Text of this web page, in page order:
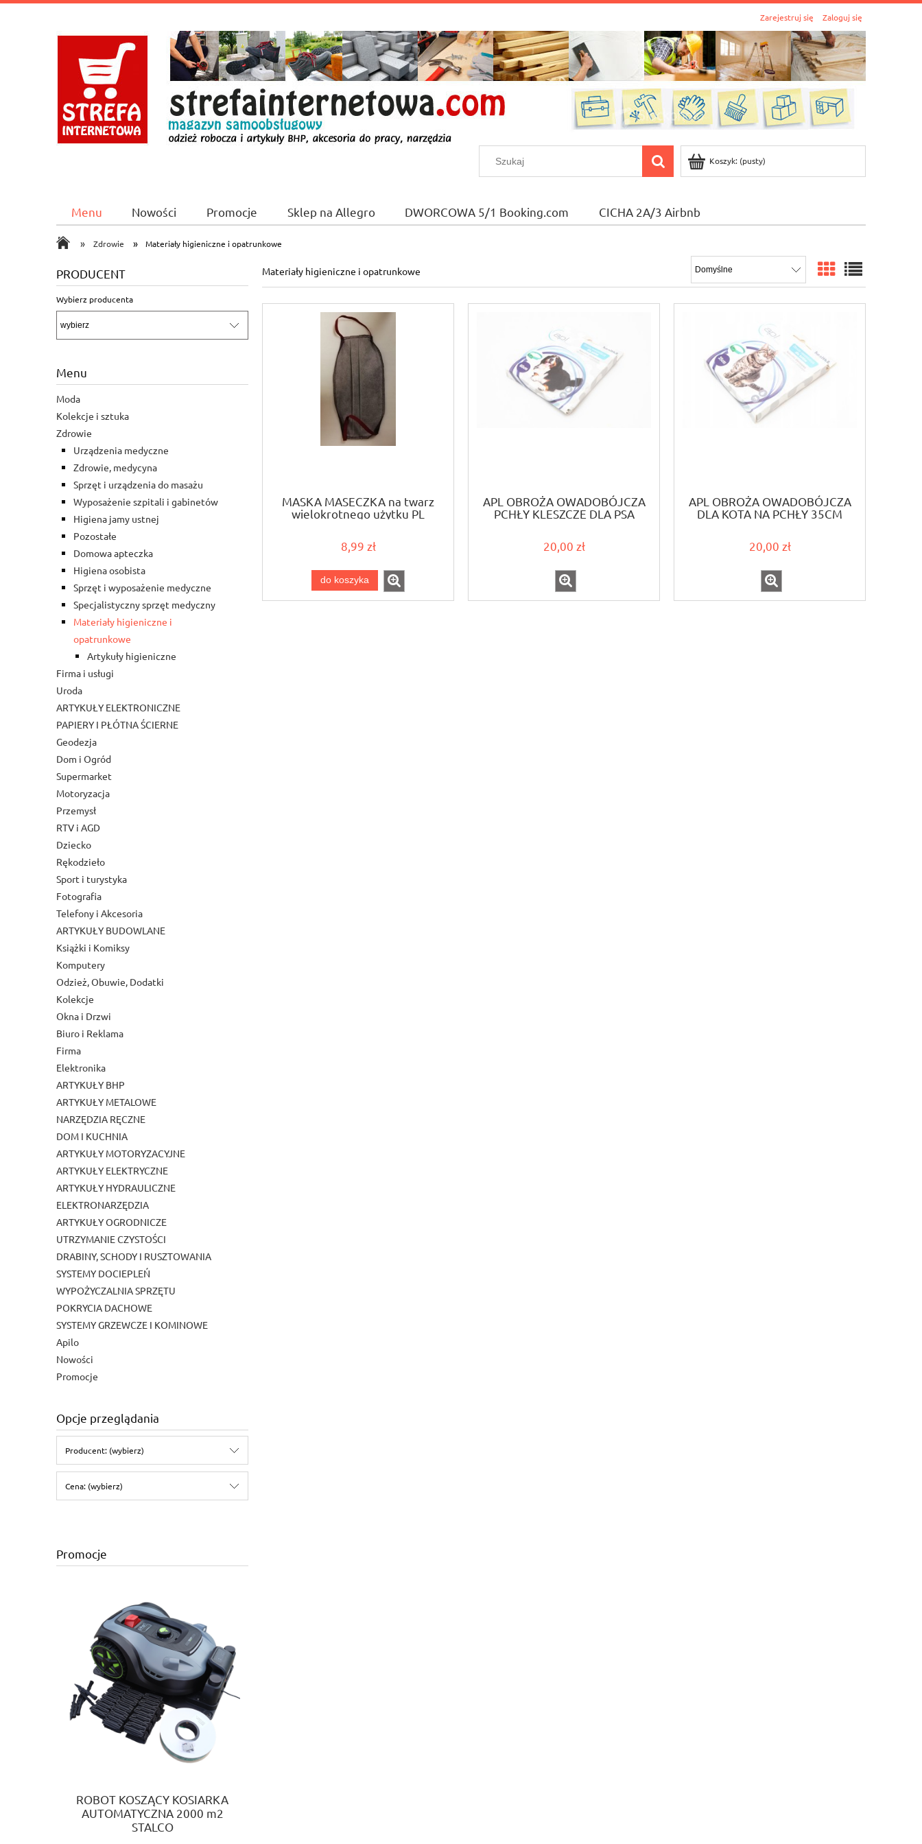
Zarejestruj się Zaloguj się
Koszyk: (pusty)
Menu Nowości Promocje Sklep na Allegro DWORCOWA 5/1 Booking.com
CICHA 2A/3 Airbnb
CICHA 2A/1 Booking.com
» Zdrowie » Materiały higieniczne i opatrunkowe
PRODUCENT
Wybierz producenta
Menu
Moda
Kolekcje i sztuka
Zdrowie
Urządzenia medyczne
Zdrowie, medycyna
Sprzęt i urządzenia do masażu
Wyposażenie szpitali i gabinetów
Higiena jamy ustnej
Pozostałe
Domowa apteczka
Higiena osobista
Sprzęt i wyposażenie medyczne
Specjalistyczny sprzęt medyczny
Materiały higieniczne i
opatrunkowe
Artykuły higieniczne
Firma i usługi
Uroda
ARTYKUŁY ELEKTRONICZNE
PAPIERY I PŁÓTNA ŚCIERNE
Geodezja
Dom i Ogród
Supermarket
Motoryzacja
Przemysł
RTV i AGD
Dziecko
Rękodzieło
Sport i turystyka
Fotografia
Telefony i Akcesoria
ARTYKUŁY BUDOWLANE
Książki i Komiksy
Komputery
Odzież, Obuwie, Dodatki
Kolekcje
Okna i Drzwi
Biuro i Reklama
Firma
Elektronika
ARTYKUŁY BHP
ARTYKUŁY METALOWE
NARZĘDZIA RĘCZNE
DOM I KUCHNIA
ARTYKUŁY MOTORYZACYJNE
ARTYKUŁY ELEKTRYCZNE
ARTYKUŁY HYDRAULICZNE
ELEKTRONARZĘDZIA
ARTYKUŁY OGRODNICZE
UTRZYMANIE CZYSTOŚCI
DRABINY, SCHODY I RUSZTOWANIA
SYSTEMY DOCIEPLEŃ
WYPOŻYCZALNIA SPRZĘTU
POKRYCIA DACHOWE
SYSTEMY GRZEWCZE I KOMINOWE
Apilo
Nowości
Promocje
Opcje przeglądania
Producent: (wybierz)
Cena: (wybierz)
Promocje
ROBOT KOSZĄCY KOSIARKA
AUTOMATYCZNA 2000 m2
STALCO
Materiały higieniczne i opatrunkowe
MASKA MASECZKA na twarz
wielokrotnego użytku PL
8,99 zł
do koszyka
APL OBROŻA OWADOBÓJCZA
PCHŁY KLESZCZE DLA PSA
20,00 zł
APL OBROŻA OWADOBÓJCZA
DLA KOTA NA PCHŁY 35CM
20,00 zł